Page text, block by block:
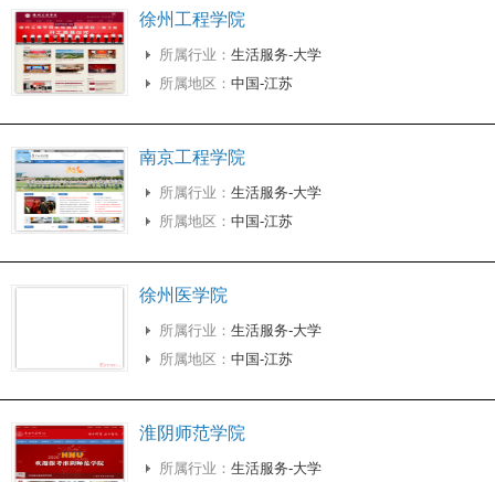
徐州工程学院
所属行业： 生活服务-大学
所属地区： 中国-江苏
南京工程学院
所属行业： 生活服务-大学
所属地区： 中国-江苏
徐州医学院
所属行业： 生活服务-大学
所属地区： 中国-江苏
淮阴师范学院
所属行业： 生活服务-大学